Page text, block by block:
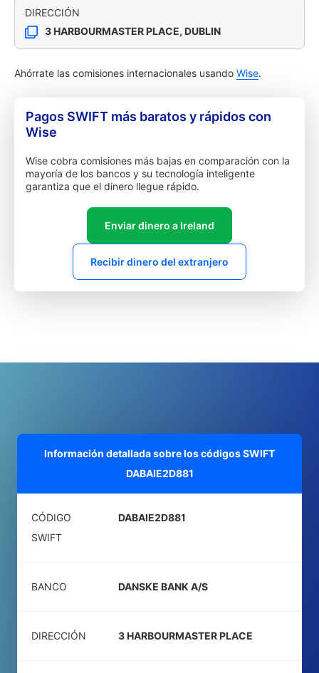
DIRECCIÓN
3 HARBOURMASTER PLACE, DUBLIN
Ahórrate las comisiones internacionales usando Wise.
Pagos SWIFT más baratos y rápidos con
Wise
Wise cobra comisiones más bajas en comparación con la
mayoría de los bancos y su tecnología inteligente
garantiza que el dinero llegue rápido.
Enviar dinero a Ireland
Recibir dinero del extranjero
Información detallada sobre los códigos SWIFT
DABAIE2D881
CÓDIGO
SWIFT
DABAIE2D881
BANCO DANSKE BANK A/S
DIRECCIÓN 3 HARBOURMASTER PLACE